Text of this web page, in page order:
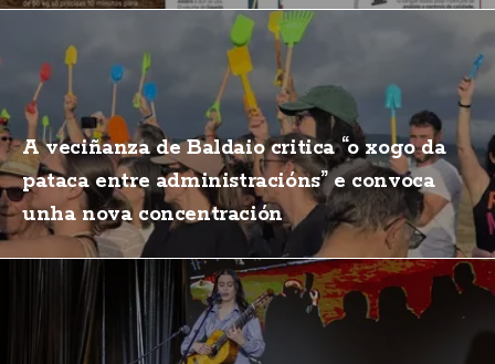
A veciñanza de Baldaio critica “o xogo da
pataca entre administracións” e convoca
unha nova concentración